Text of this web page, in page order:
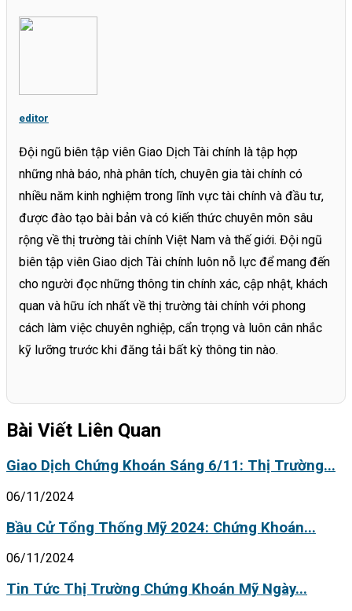
editor
Đội ngũ biên tập viên Giao Dịch Tài chính là tập hợp
những nhà báo, nhà phân tích, chuyên gia tài chính có
nhiều năm kinh nghiệm trong lĩnh vực tài chính và đầu tư,
được đào tạo bài bản và có kiến thức chuyên môn sâu
rộng về thị trường tài chính Việt Nam và thế giới. Đội ngũ
biên tập viên Giao dịch Tài chính luôn nỗ lực để mang đến
cho người đọc những thông tin chính xác, cập nhật, khách
quan và hữu ích nhất về thị trường tài chính với phong
cách làm việc chuyên nghiệp, cẩn trọng và luôn cân nhắc
kỹ lưỡng trước khi đăng tải bất kỳ thông tin nào.
Bài Viết Liên Quan
Giao Dịch Chứng Khoán Sáng 6/11: Thị Trường...
06/11/2024
Bầu Cử Tổng Thống Mỹ 2024: Chứng Khoán...
06/11/2024
Tin Tức Thị Trường Chứng Khoán Mỹ Ngày...